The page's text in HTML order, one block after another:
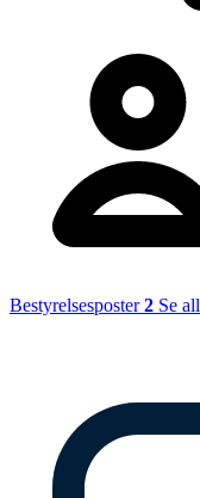
Bestyrelsesposter2 Se